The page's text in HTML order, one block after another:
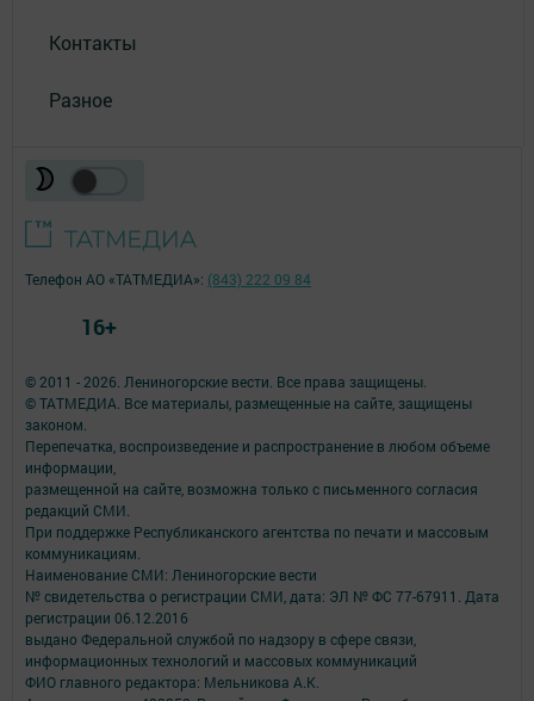
Контакты
Разное
© 2011 - 2026. Лениногорские вести. Все права защищены.
© ТАТМЕДИА. Все материалы, размещенные на сайте, защищены
законом.
Перепечатка, воспроизведение и распространение в любом объеме
информации,
размещенной на сайте, возможна только с письменного согласия
редакций СМИ.
При поддержке Республиканского агентства по печати и массовым
коммуникациям.
Наименование СМИ: Лениногорские вести
№ свидетельства о регистрации СМИ, дата: ЭЛ № ФС 77-67911. Дата
регистрации 06.12.2016
выдано Федеральной службой по надзору в сфере связи,
информационных технологий и массовых коммуникаций
ФИО главного редактора: Мельникова А.К.
Телефон АО «ТАТМЕДИА»: (843) 222 09 84
16+